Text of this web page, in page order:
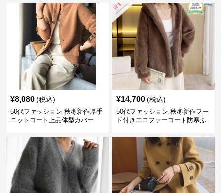
¥8,080 (税込)
50代ファッション 秋冬新作厚手
ニットコート上品体型カバー
¥14,700 (税込)
50代ファッション 秋冬新作フー
ド付きエコファーコート防寒ふ